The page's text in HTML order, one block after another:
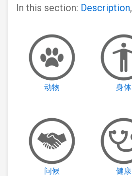
In this section: Description,
动物 身体
问候 健康